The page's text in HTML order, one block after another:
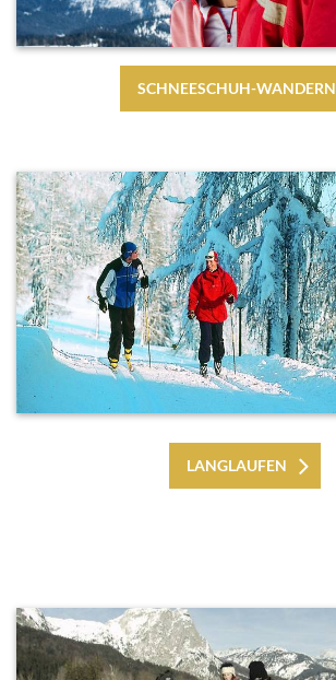
SCHNEESCHUH-WANDERN
LANGLAUFEN